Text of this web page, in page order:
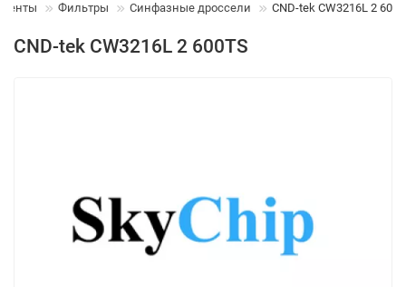
Фильтры Синфазные дроссели CND-tek CW3216L 2
CND-tek CW3216L 2 600TS